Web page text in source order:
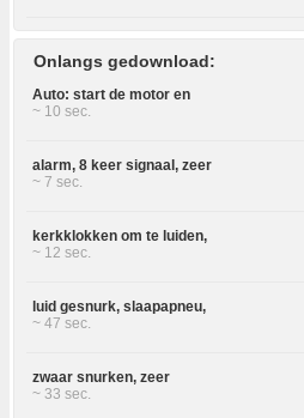
Onlangs gedownload:
Auto: start de motor en
~ 10 sec.
alarm, 8 keer signaal, zeer
~ 7 sec.
kerkklokken om te luiden,
~ 12 sec.
luid gesnurk, slaapapneu,
~ 47 sec.
zwaar snurken, zeer
~ 33 sec.